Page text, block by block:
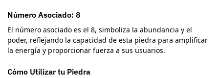
Número Asociado: 8
El número asociado es el 8, simboliza la abundancia y el
poder, reflejando la capacidad de esta piedra para amplificar
la energía y proporcionar fuerza a sus usuarios.
Cómo Utilizar tu Piedra